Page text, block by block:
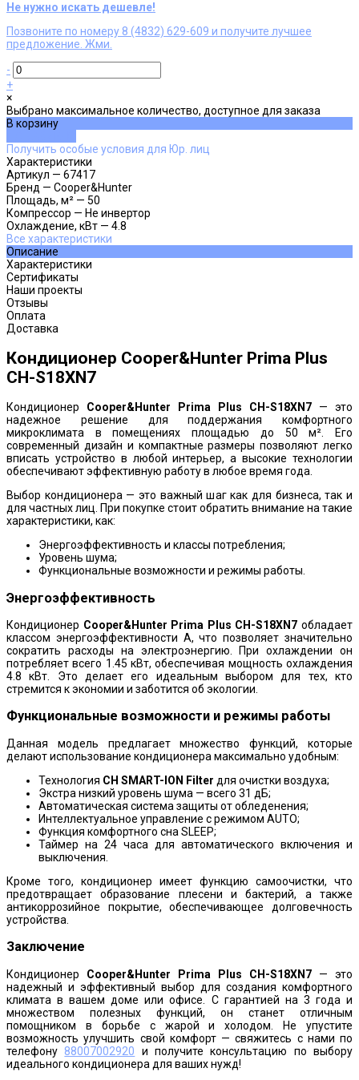
Не нужно искать дешевле!
Позвоните по номеру 8 (4832) 629-609 и получите лучшее
предложение. Жми.
-
+
×
Выбрано максимальное количество, доступное для заказа
В корзину
Получить особые условия для Юр. лиц
Характеристики
Артикул — 67417
Бренд — Cooper&Hunter
Площадь, м² — 50
Компрессор — Не инвертор
Охлаждение, кВт — 4.8
Все характеристики
Описание
Характеристики
Сертификаты
Наши проекты
Отзывы
Оплата
Доставка
Кондиционер Cooper&Hunter Prima Plus
CH-S18XN7
Кондиционер Cooper&Hunter Prima Plus CH-S18XN7 — это
надежное решение для поддержания комфортного
микроклимата в помещениях площадью до 50 м². Его
современный дизайн и компактные размеры позволяют легко
вписать устройство в любой интерьер, а высокие технологии
обеспечивают эффективную работу в любое время года.
Выбор кондиционера — это важный шаг как для бизнеса, так и
для частных лиц. При покупке стоит обратить внимание на такие
характеристики, как:
Энергоэффективность и классы потребления;
Уровень шума;
Функциональные возможности и режимы работы.
Энергоэффективность
Кондиционер Cooper&Hunter Prima Plus CH-S18XN7 обладает
классом энергоэффективности А, что позволяет значительно
сократить расходы на электроэнергию. При охлаждении он
потребляет всего 1.45 кВт, обеспечивая мощность охлаждения
4.8 кВт. Это делает его идеальным выбором для тех, кто
стремится к экономии и заботится об экологии.
Функциональные возможности и режимы работы
Данная модель предлагает множество функций, которые
делают использование кондиционера максимально удобным:
Технология CH SMART-ION Filter для очистки воздуха;
Экстра низкий уровень шума — всего 31 дБ;
Автоматическая система защиты от обледенения;
Интеллектуальное управление с режимом AUTO;
Функция комфортного сна SLЕЕР;
Таймер на 24 часа для автоматического включения и
выключения.
Кроме того, кондиционер имеет функцию самоочистки, что
предотвращает образование плесени и бактерий, а также
антикоррозийное покрытие, обеспечивающее долговечность
устройства.
Заключение
Кондиционер Cooper&Hunter Prima Plus CH-S18XN7 — это
надежный и эффективный выбор для создания комфортного
климата в вашем доме или офисе. С гарантией на 3 года и
множеством полезных функций, он станет отличным
помощником в борьбе с жарой и холодом. Не упустите
возможность улучшить свой комфорт — свяжитесь с нами по
телефону 88007002920 и получите консультацию по выбору
идеального кондиционера для ваших нужд!